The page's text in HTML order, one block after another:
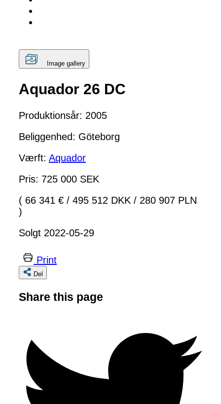
Image gallery
Aquador 26 DC
Produktionsår: 2005
Beliggenhed: Göteborg
Værft: Aquador
Pris: 725 000 SEK
( 66 341 € / 495 512 DKK / 280 907 PLN
)
Solgt 2022-05-29
Print
Del
Share this page